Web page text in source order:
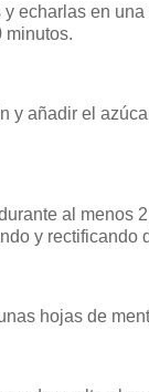
y echarlas en
minutos.
y añadir el
al menos
y rectificando
hojas de